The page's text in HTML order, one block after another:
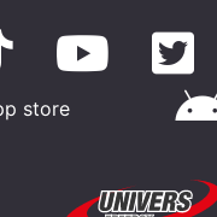
store